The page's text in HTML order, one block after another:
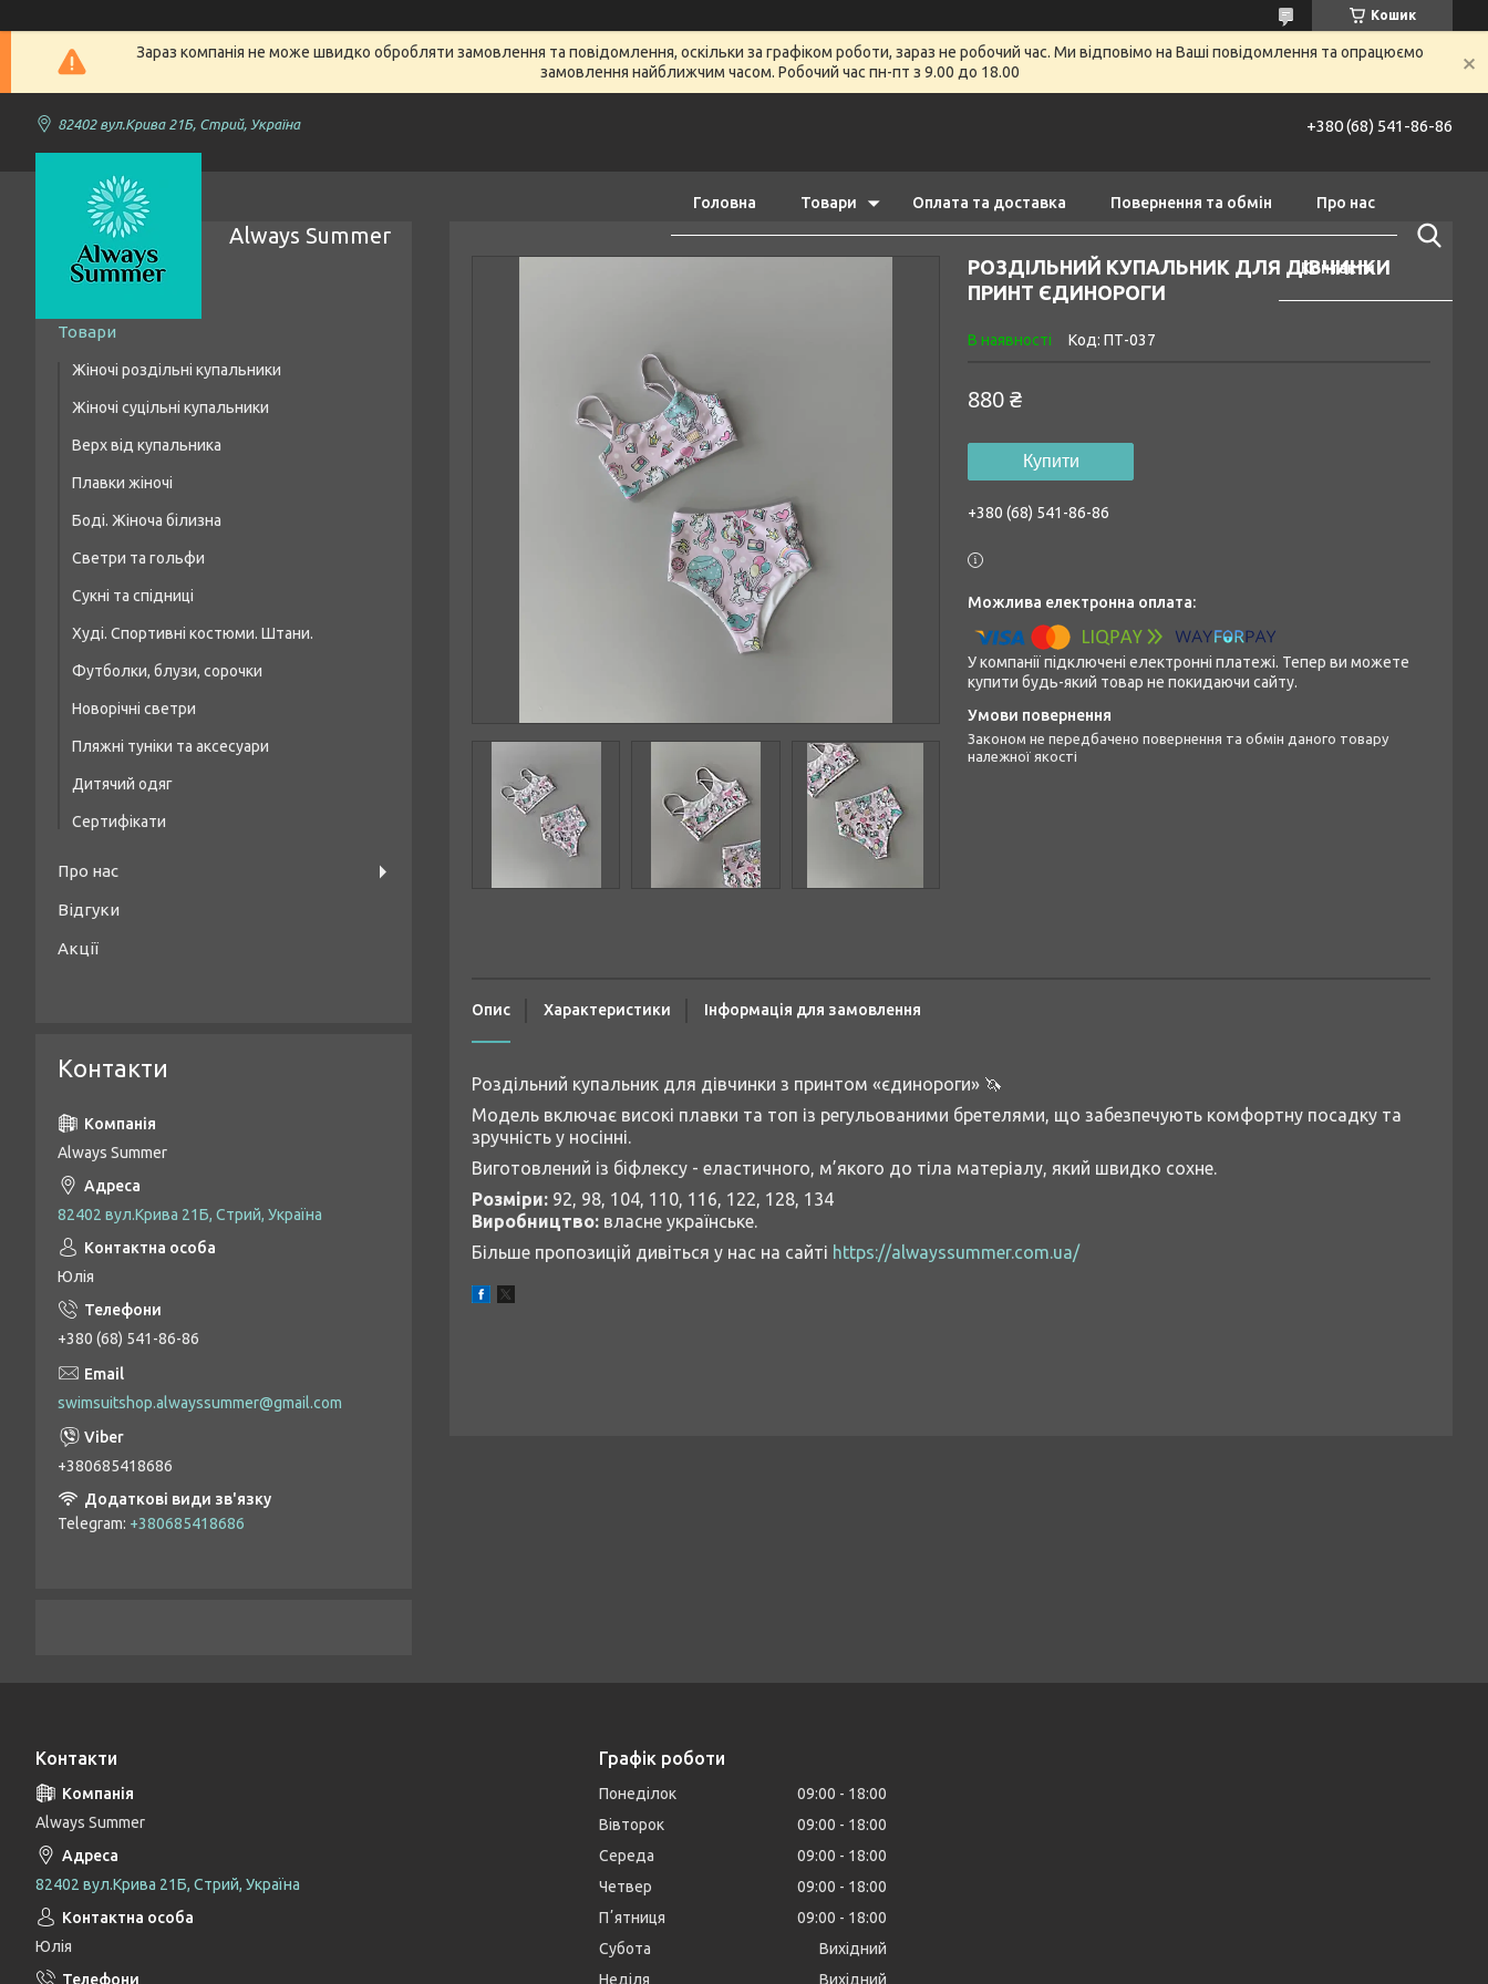
Кошик
Зараз компанія не може швидко обробляти замовлення та повідомлення, оскільки за графіком роботи, зараз не робочий час. Ми відповімо на Ваші повідомлення та опрацюємо
замовлення найближчим часом. Робочий час пн-пт з 9.00 до 18.00
82402 вул.Крива 21Б, Стрий, Україна +380 (68) 541-86-86
Always Summer
Головна Товари Оплата та доставка Повернення та обмін Про нас
Контакти
РОЗДІЛЬНИЙ КУПАЛЬНИК ДЛЯ ДІВЧИНКИ
ПРИНТ ЄДИНОРОГИ
В наявності Код: ПТ-037
880 ₴
Купити
+380 (68) 541-86-86
У компанії підключені електронні платежі. Тепер ви можете
купити будь-який товар не покидаючи сайту.
Законом не передбачено повернення та обмін даного товару
належної якості
Опис Характеристики Інформація для замовлення
Роздільний купальник для дівчинки з принтом «єдинороги» 🦄
Модель включає високі плавки та топ із регульованими бретелями, що забезпечують комфортну посадку та
зручність у носінні.
Виготовлений із біфлексу - еластичного, м’якого до тіла матеріалу, який швидко сохне.
Розміри: 92, 98, 104, 110, 116, 122, 128, 134
Виробництво: власне українське.
Більше пропозицій дивіться у нас на сайті https://alwayssummer.com.ua/
Товари
Жіночі роздільні купальники
Купальники бікіні
Купальники з високою талією
Купальники бандо
Купальники топи/шнурівка
Купальники на кісточці, формована чашка
Жіночі суцільні купальники
Верх від купальника
Плавки жіночі
Боді. Жіноча білизна
Светри та гольфи
Сукні та спідниці
Худі. Спортивні костюми. Штани.
Футболки, блузи, сорочки
Новорічні светри
Пляжні туніки та аксесуари
Дитячий одяг
Сертифікати
Про нас
Відгуки
Акції
Контакти
Always Summer
82402 вул.Крива 21Б, Стрий, Україна
Юлія
+380 (68) 541-86-86
swimsuitshop.alwayssummer@gmail.com
+380685418686
Telegram +380685418686
Контакти
Always Summer
82402 вул.Крива 21Б, Стрий, Україна
Юлія
Графік роботи
Понеділок 09:00
18:00
Вівторок
09:00
18:00
Середа
09:00
18:00
Четвер
09:00
18:00
Пʼятниця
09:00
18:00
Субота
Вихідний
Неділя
Вихідний